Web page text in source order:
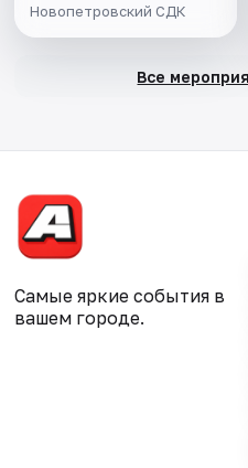
Новопетровский СДК
Все
Самые яркие события в
вашем городе.